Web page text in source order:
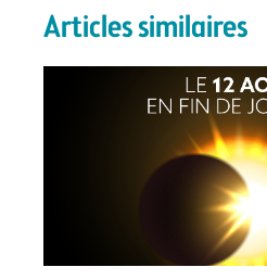
Articles similaires